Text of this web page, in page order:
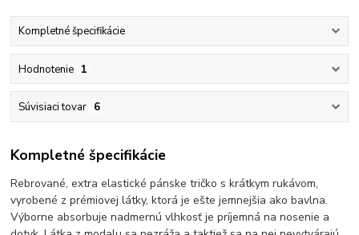
Kompletné špecifikácie
Hodnotenie 1
Súvisiaci tovar 6
Kompletné špecifikácie
Rebrované, extra elastické pánske tričko s krátkym rukávom,
vyrobené z prémiovej látky, ktorá je ešte jemnejšia ako bavlna.
Výborne absorbuje nadmernú vlhkosť je príjemná na nosenie a